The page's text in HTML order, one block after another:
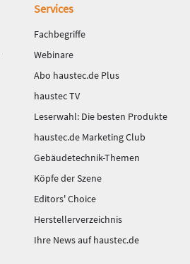
Services
Fachbegriffe
Webinare
Abo haustec.de Plus
haustec TV
Leserwahl: Die besten Produkte
haustec.de Marketing Club
Gebäudetechnik-Themen
Köpfe der Szene
Editors' Choice
Herstellerverzeichnis
Ihre News auf haustec.de